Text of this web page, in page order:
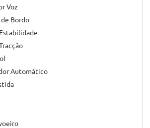
Voz
Bordo
Automático